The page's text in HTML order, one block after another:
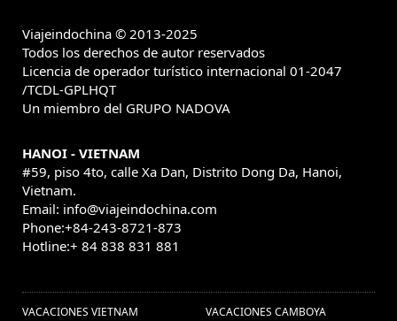
Viajeindochina © 2013-2025
Todos los derechos de autor reservados
Licencia de operador turístico internacional 01-2047
/TCDL-GPLHQT
Un miembro del GRUPO NADOVA
HANOI - VIETNAM
#59, piso 4to, calle Xa Dan, Distrito Dong Da, Hanoi,
Vietnam.
Email: info@viajeindochina.com
Phone:+84-243-8721-873
Hotline:+ 84 838 831 881
VACACIONES VIETNAM
VACACIONES CAMBOYA